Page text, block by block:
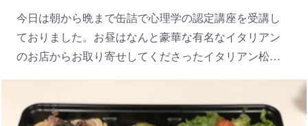
今日は朝から晩まで缶詰で心理学の認定講座を受講し
ておりました。お昼はなんと豪華な有名なイタリアン
のお店からお取り寄せしてくださったイタリアン松…